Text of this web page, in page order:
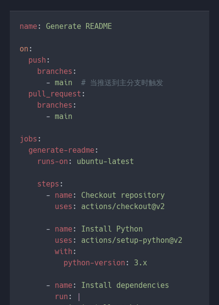
name:
on
push
branches
      -
main
pull_request
branches
      -
jobs
generate-readme
runs-on :
steps
      -
name:
uses :
      -
name:
uses :
with
python-version :
      -
name:
run :